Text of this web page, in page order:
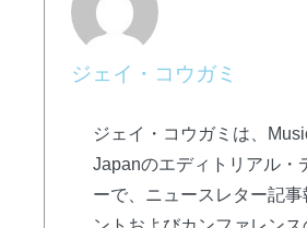
ジェイ・コウガミ
ジェイ・コウガミは、
Japanのエディトリアル・
ーで、ニュースレター記事